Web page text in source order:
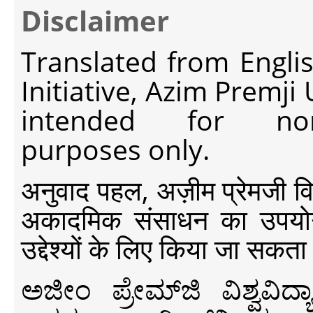
Disclaimer
Translated from
Initiative, Azim Premji
intended for non-
purposes only.
अनुवाद पहल, अज़ीम प्रेमजी
अकादमिक संसाधन का
उद्देश्यों के लिए किया जा
ಅಜೀಂ ಪ್ರೇಮ್‍ಜಿ